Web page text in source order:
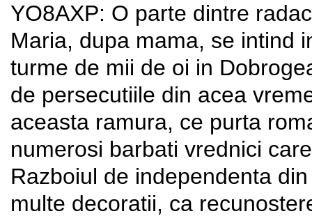
YO8AXP: O parte dintre
Maria, dupa mama, se intind
turme de mii de oi in
de persecutiile din acea
aceasta ramura, ce purta
numerosi barbati vrednici
Razboiul de independenta
multe decoratii, ca